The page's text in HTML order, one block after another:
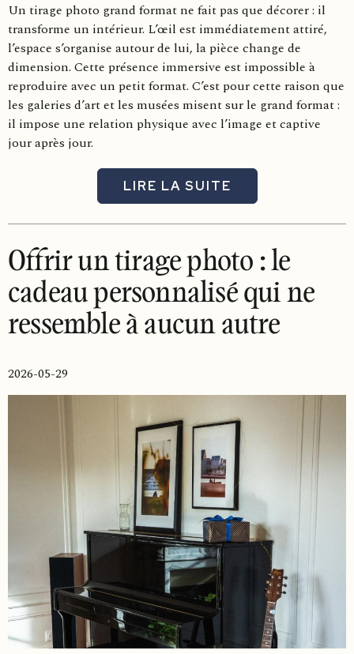
Un tirage photo grand format ne fait pas que décorer : il
transforme un intérieur. L’œil est immédiatement attiré,
l’espace s’organise autour de lui, la pièce change de
dimension. Cette présence immersive est impossible à
reproduire avec un petit format. C’est pour cette raison que
les galeries d’art et les musées misent sur le grand format :
il impose une relation physique avec l’image et captive
jour après jour.
LIRE LA SUITE
Offrir un tirage photo : le
cadeau personnalisé qui ne
ressemble à aucun autre
2026-05-29